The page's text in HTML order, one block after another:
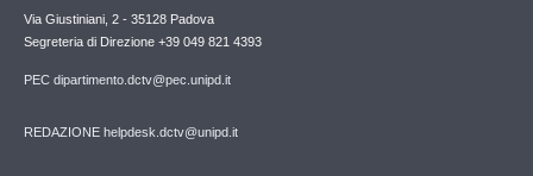
Via Giustiniani, 2 - 35128 Padova
Segreteria di Direzione +39 049 821 4393
PEC dipartimento.dctv@pec.unipd.it
REDAZIONE helpdesk.dctv@unipd.it